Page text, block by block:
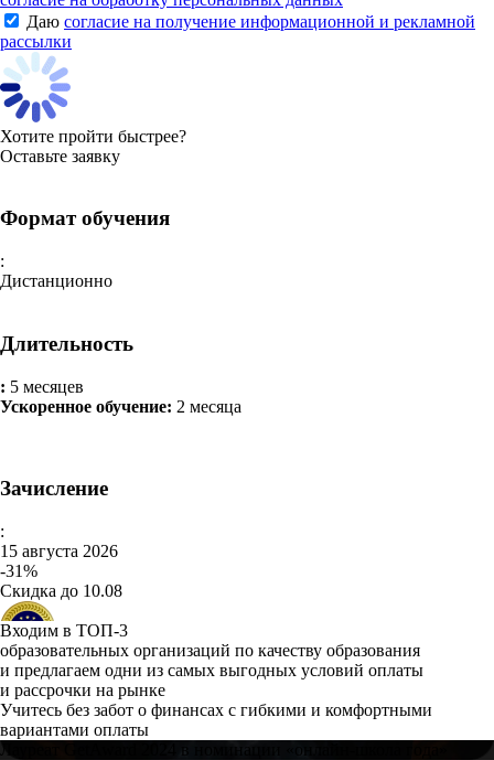
Даю согласие на получение информационной и рекламной
рассылки
Хотите пройти быстрее?
Оставьте заявку
Формат обучения
:
Дистанционно
Длительность
: 5 месяцев
Ускоренное обучение: 2 месяца
Зачисление
:
15 августа 2026
-31%
Скидка до 10.08
Входим в ТОП-3
образовательных организаций по качеству образования
и предлагаем одни из самых выгодных условий оплаты
и рассрочки на рынке
Учитесь без забот о финансах с гибкими и комфортными
вариантами оплаты
Лауреат GetAward 2024 в номинации «онлайн-школа года»